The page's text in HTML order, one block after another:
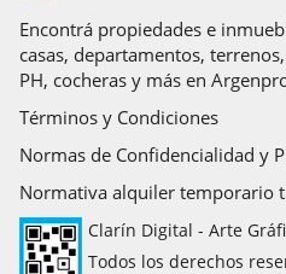
Encontrá propiedades e
casas, departamentos,
PH, cocheras y más en
Términos y Condiciones
Normas de Confidencialidad y
Normativa alquiler temporario
Clarín Digital - Arte
Todos los derechos